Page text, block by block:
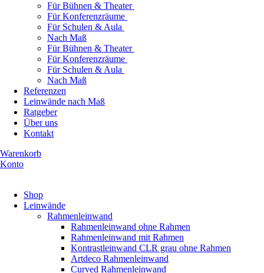
Für Bühnen & Theater
Für Konferenzräume
Für Schulen & Aula
Nach Maß
Für Bühnen & Theater
Für Konferenzräume
Für Schulen & Aula
Nach Maß
Referenzen
Leinwände nach Maß
Ratgeber
Über uns
Kontakt
Warenkorb
Konto
Shop
Leinwände
Rahmenleinwand
Rahmenleinwand ohne Rahmen
Rahmenleinwand mit Rahmen
Kontrastleinwand CLR grau ohne Rahmen
Artdeco Rahmenleinwand
Curved Rahmenleinwand